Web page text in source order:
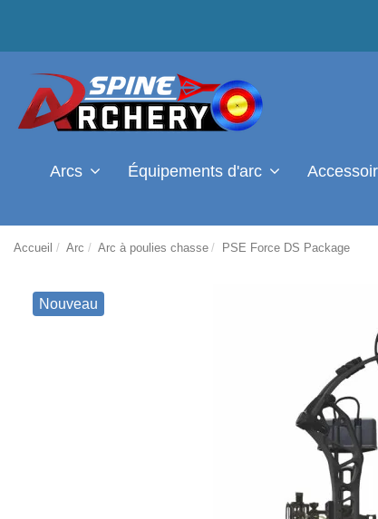
Arcs Équipements d'arc
Accueil Arc Arc à poulies chasse PSE Force DS Package
Nouveau